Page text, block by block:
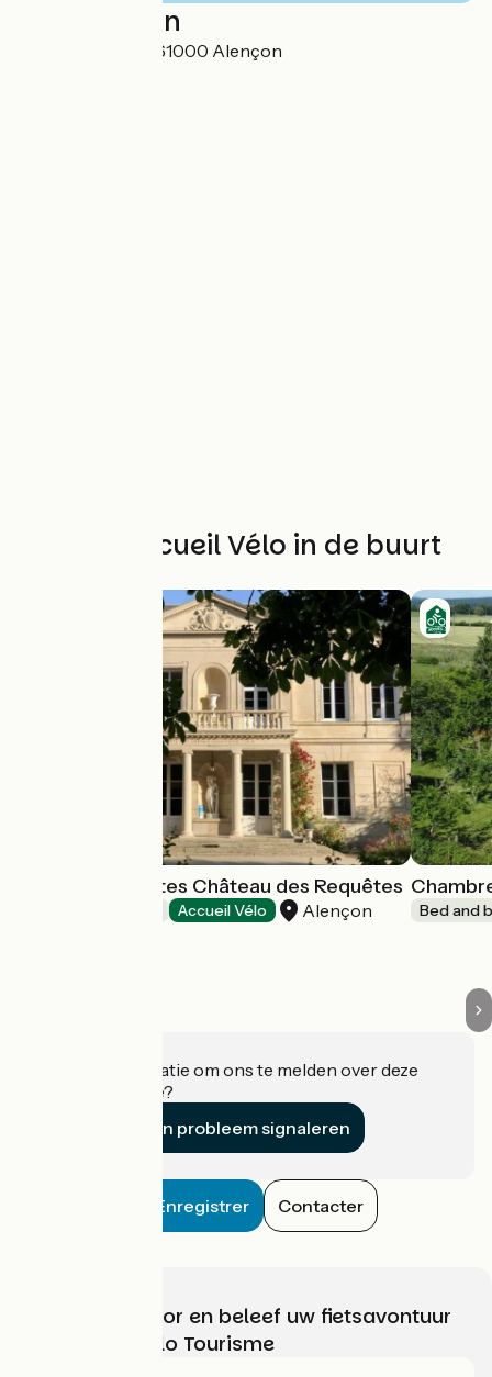
Localisation
47 rue Albert 1er 61000 Alençon
Andere Accueil Vélo in de buurt
Chambres d'hôtes Château des Requêtes
Accueil Vélo Alençon Bed and
Heeft u informatie om ons te melden over deze
accommodatie?
Een probleem signaleren
Enregistrer Contacter
Kies, bereid voor en beleef uw fietsavontuur
met France Vélo Tourisme